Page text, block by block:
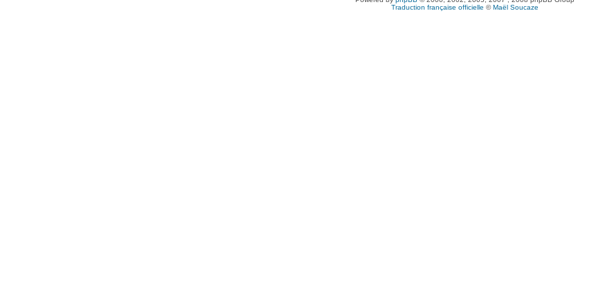
Traduction française officielle ©Maël Soucaze